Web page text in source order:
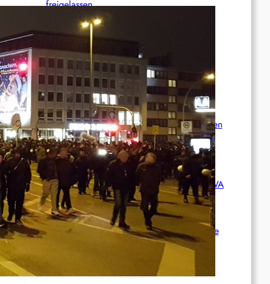
freigelassen
Deutschland: Sänger der Band Bob Vylan
nach pro-palästinensischen Äußerungen
abgeschoben
Wie die CIA Mandela und den afrikanischen
Befreiungskampf stoppen wollte
Aktualisierung der Stellungnahme der IRPWA
Neue israelische Gesetze im Jahr 2025: Die
juristische Inszenierung hinter dem